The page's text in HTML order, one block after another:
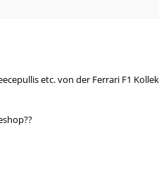
etc. von der Ferrari F1